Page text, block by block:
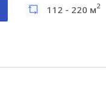
112 - 220 м2